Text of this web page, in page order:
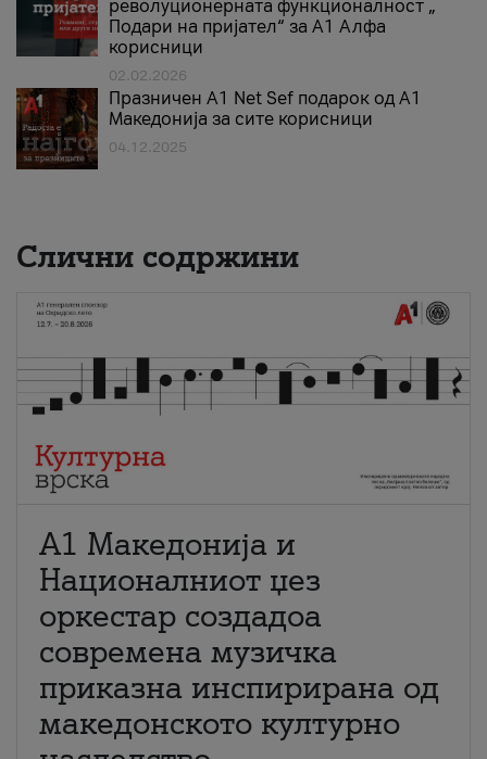
револуционерната функционалност „
Подари на пријател“ за А1 Алфа
корисници
02.02.2026
Празничен A1 Net Sеf подарок од А1
Македонија за сите корисници
04.12.2025
Слични содржини
А1 Македонија и
Националниот џез
оркестар создадоа
современа музичка
приказна инспирирана од
македонското културно